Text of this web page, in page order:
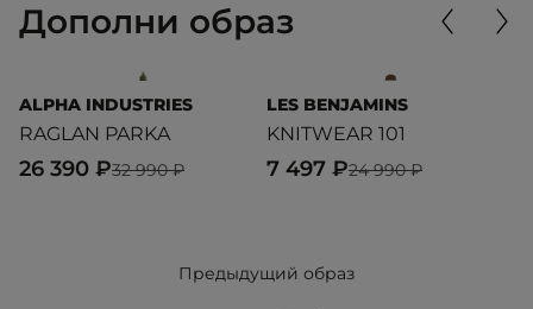
Дополни образ
ALPHA INDUSTRIES
RAGLAN PARKA
32 990 ₽
26 390 ₽
LES BENJAMINS
KNITWEAR 101
24 990 ₽
7 497 ₽
Предыдущий образ